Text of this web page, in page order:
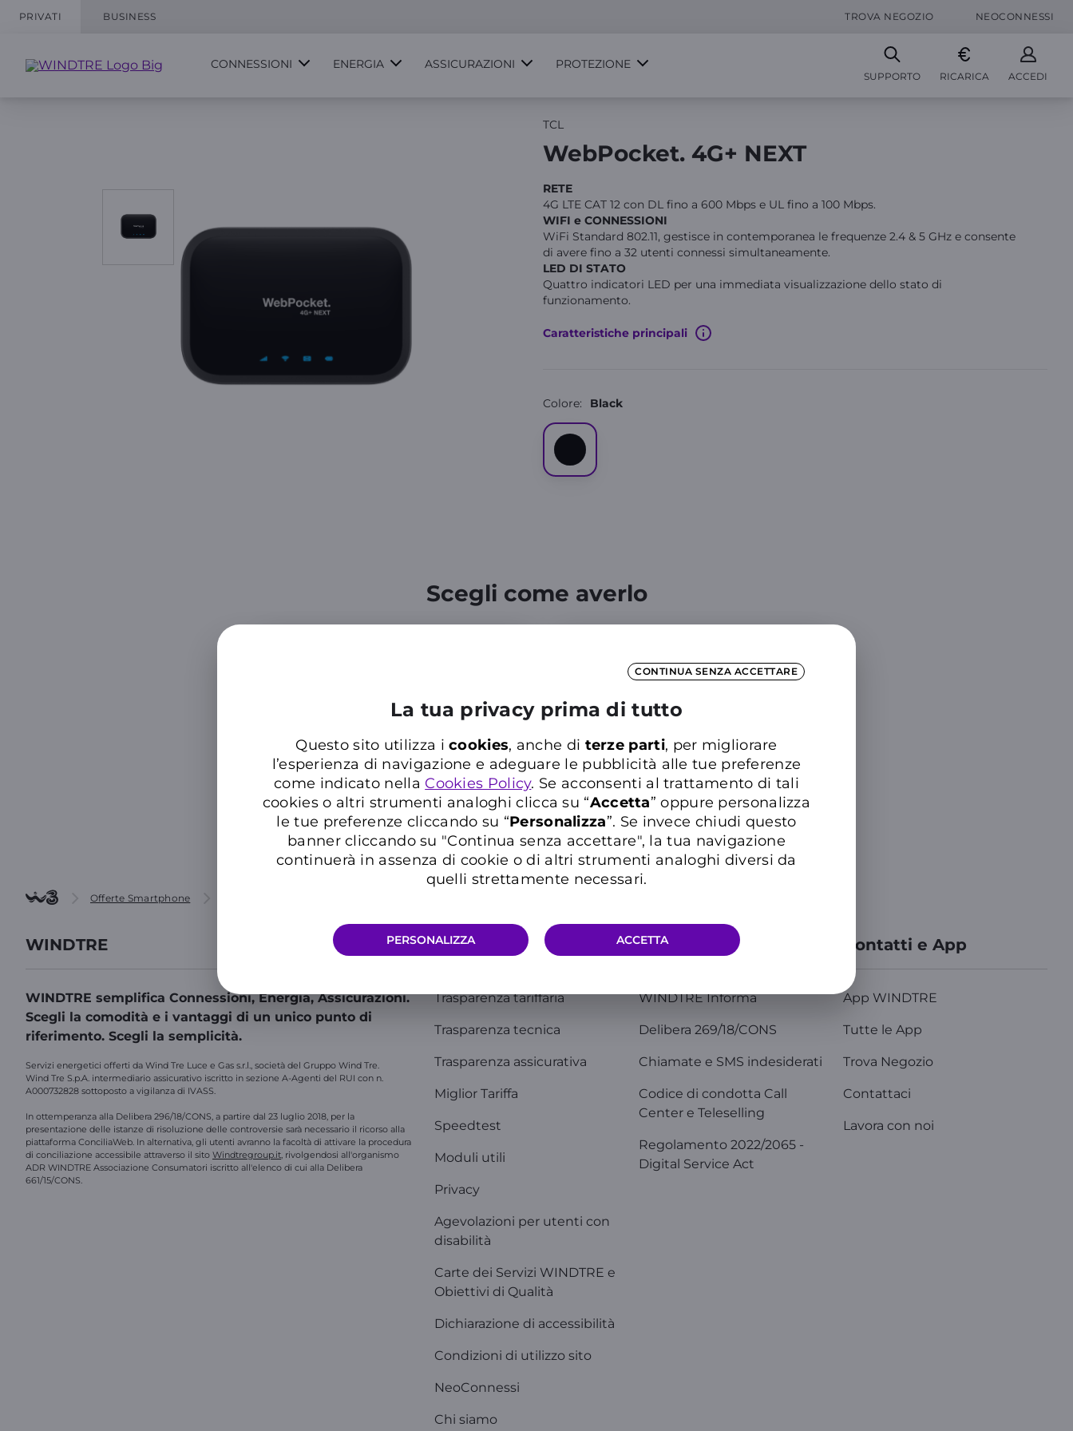
CONTINUA SENZA ACCETTARE
La tua privacy prima di tutto
Questo sito utilizza icookies, anche di terze parti, per migliorare
l’esperienza di navigazione e adeguare le pubblicità alle tue preferenze
come indicato nella Cookies Policy. Se acconsenti al trattamento di tali
cookies o altri strumenti analoghi clicca su “Accetta” oppure personalizza
le tue preferenze cliccando su “Personalizza”. Se invece chiudi questo
banner cliccando su "Continua senza accettare", la tua navigazione
continuerà in assenza di cookie o di altri strumenti analoghi diversi da
quelli strettamente necessari.
PERSONALIZZA ACCETTA
PRIVATI BUSINESS TROVA NEGOZIO NEOCONNESSI
CONNESSIONI ENERGIA ASSICURAZIONI PROTEZIONE
SUPPORTO RICARICA ACCEDI
TCL
WebPocket. 4G+ NEXT
RETE
4G LTE CAT 12 con DL fino a 600 Mbps e UL fino a 100 Mbps.
WIFI e CONNESSIONI
WiFi Standard 802.11, gestisce in contemporanea le frequenze 2.4 & 5 GHz e consente
di avere fino a 32 utenti connessi simultaneamente.
LED DI STATO
Quattro indicatori LED per una immediata visualizzazione dello stato di
funzionamento.
Caratteristiche principali
Colore: Black
Scegli come averlo
Unica soluzione
Solo Device
Errore imprevisto
Offerte Smartphone
WINDTRE
WINDTRE semplifica Connessioni, Energia, Assicurazioni.
Scegli la comodità e i vantaggi di un unico punto di
riferimento. Scegli la semplicità.
Servizi energetici offerti da Wind Tre Luce e Gas s.r.l., società del Gruppo Wind Tre.
Wind Tre S.p.A. intermediario assicurativo iscritto in sezione A-Agenti del RUI con n.
A000732828 sottoposto a vigilanza di IVASS.
In ottemperanza alla Delibera 296/18/CONS, a partire dal 23 luglio 2018, per la
presentazione delle istanze di risoluzione delle controversie sarà necessario il ricorso alla
piattaforma ConciliaWeb. In alternativa, gli utenti avranno la facoltà di attivare la procedura
di conciliazione accessibile attraverso il sito Windtregroup.it, rivolgendosi all'organismo
ADR WINDTRE Associazione Consumatori iscritto all'elenco di cui alla Delibera
661/15/CONS.
Info Utili
Trasparenza tariffaria
Trasparenza tecnica
Trasparenza assicurativa
Miglior Tariffa
Speedtest
Moduli utili
Privacy
Agevolazioni per utenti con
disabilità
Carte dei Servizi WINDTRE e
Obiettivi di Qualità
Dichiarazione di accessibilità
Condizioni di utilizzo sito
NeoConnessi
Chi siamo
Comunicazioni
WINDTRE Informa
Delibera 269/18/CONS
Chiamate e SMS indesiderati
Codice di condotta Call
Center e Teleselling
Regolamento 2022/2065 -
Digital Service Act
Contatti e App
App WINDTRE
Tutte le App
Trova Negozio
Contattaci
Lavora con noi